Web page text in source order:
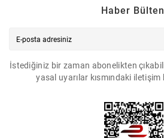
Haber
İstediğiniz bir zaman abonelikten
yasal uyarılar kısmındaki